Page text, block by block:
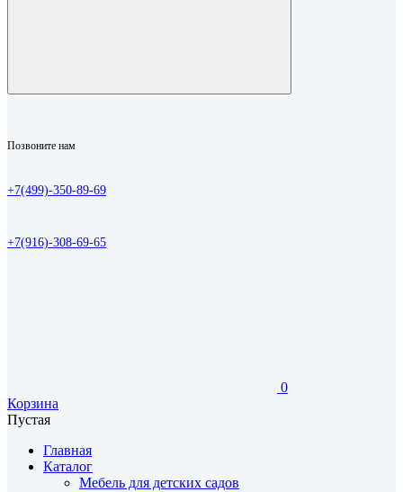
Позвоните нам
+7(499)-350-89-69
+7(916)-308-69-65
0
Корзина
Пустая
Главная
Каталог
Мебель для детских садов